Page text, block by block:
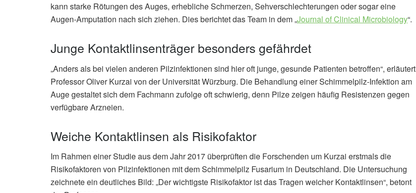
kann starke Rötungen des Auges, erhebliche Schmerzen, Sehverschlechterungen oder sogar eine
Augen-Amputation nach sich ziehen. Dies berichtet das Team in dem „Journal of Clinical Microbiology“.
Junge Kontaktlinsenträger besonders gefährdet
„Anders als bei vielen anderen Pilzinfektionen sind hier oft junge, gesunde Patienten betroffen“, erläutert
Professor Oliver Kurzai von der Universität Würzburg. Die Behandlung einer Schimmelpilz-Infektion am
Auge gestaltet sich dem Fachmann zufolge oft schwierig, denn Pilze zeigen häufig Resistenzen gegen
verfügbare Arzneien.
Weiche Kontaktlinsen als Risikofaktor
Im Rahmen einer Studie aus dem Jahr 2017 überprüften die Forschenden um Kurzai erstmals die
Risikofaktoren von Pilzinfektionen mit dem Schimmelpilz Fusarium in Deutschland. Die Untersuchung
zeichnete ein deutliches Bild: „Der wichtigste Risikofaktor ist das Tragen weicher Kontaktlinsen“, betont